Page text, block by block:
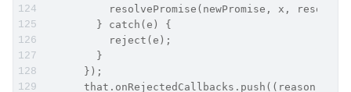
resolvePromise(newPromise, x, resolve,
        } catch(e) {
          reject(e);
        }
      });
that.onRejectedCallbacks.push((reason) =>